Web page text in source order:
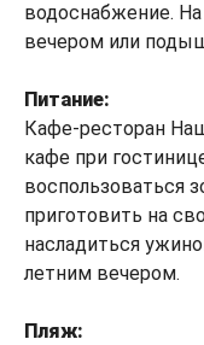
водоснабжение.
вечером или
Питание:
Кафе-ресторан
кафе при
воспользоваться
приготовить на
насладиться
летним вечером.
Пляж: